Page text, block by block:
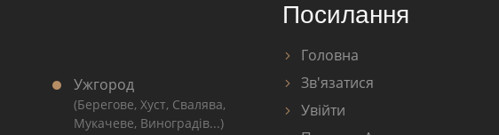
Ужгород
(Берегове, Хуст, Свалява,
Мукачеве, Виноградів...)
Посилання
Головна
Зв'язатися
Увійти